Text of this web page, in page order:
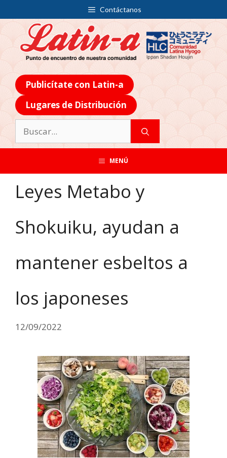
Contáctanos
Publicítate con Latin-a
Lugares de Distribución
MENÚ
Leyes Metabo y
Shokuiku, ayudan a
mantener esbeltos a
los japoneses
12/09/2022